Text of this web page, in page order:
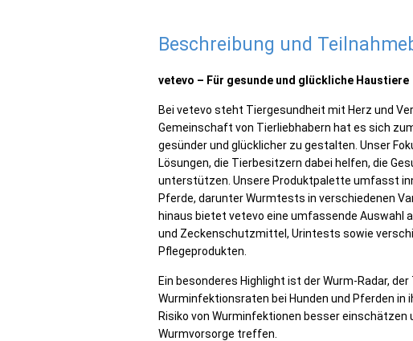
Beschreibung und
vetevo – Für gesunde und glückliche Haustiere
Bei vetevo steht Tiergesundheit mit Herz und
Gemeinschaft von Tierliebhabern hat es sich
gesünder und glücklicher zu gestalten. Unser
Lösungen, die Tierbesitzern dabei helfen, die
unterstützen. Unsere Produktpalette umfasst
Pferde, darunter Wurmtests in verschiedenen
hinaus bietet vetevo eine umfassende Auswahl
und Zeckenschutzmittel, Urintests sowie
Pflegeprodukten.
Ein besonderes Highlight ist der Wurm-Radar,
Wurminfektionsraten bei Hunden und Pferden in
Risiko von Wurminfektionen besser
Wurmvorsorge treffen.